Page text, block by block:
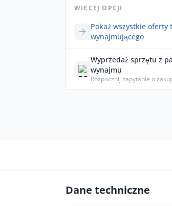
WIĘCEJ OPCJI
Pokaż wszystkie oferty
wynajmującego
Wyprzedaż sprzętu z
wynajmu
Rozpocznij zapytanie o
Dane techniczne